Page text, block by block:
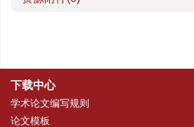
下载中心
学术论文编写规则
论文模板